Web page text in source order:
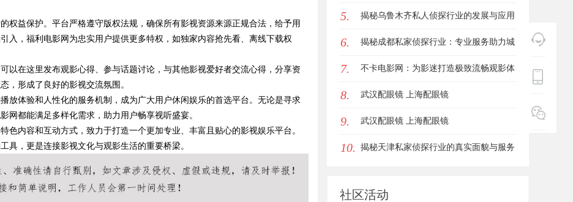
权益保护。平台严格遵守版权法规，确保所有影视资源来源正规合法，给予用
入，福利电影网为忠实用户提供更多特权，如独家内容抢先看、离线下载权
以在这里发布观影心得、参与话题讨论，与其他影视爱好者交流心得，分享资
，形成了良好的影视交流氛围。
放体验和人性化的服务机制，成为广大用户休闲娱乐的首选平台。无论是寻求
网都能满足多样化需求，助力用户畅享视听盛宴。
色内容和互动方式，致力于打造一个更加专业、丰富且贴心的影视娱乐平台。
具，更是连接影视文化与观影生活的重要桥梁。
5. 揭秘乌鲁木齐私人侦探行业的发展与应用
前景
6. 揭秘成都私家侦探行业：专业服务助力城
市安宁
7. 不卡电影网：为影迷打造极致流畅观影体
验的平台
8. 武汉配眼镜 上海配眼镜
9. 武汉配眼镜 上海配眼镜
10. 揭秘天津私家侦探行业的真实面貌与服务
社区活动